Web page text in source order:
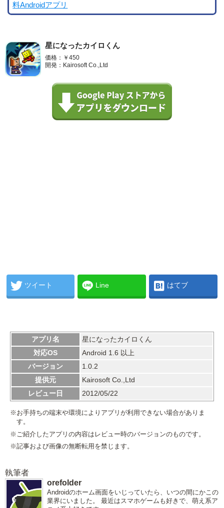
料Androidアプリ
星になったカイロくん
価格：￥450
開発：Kairosoft Co.,Ltd
ツイート Line はてブ
アプリ名
星になったカイロくん
対応OS
Android 1.6 以上
バージョン
1.0.2
提供元
Kairosoft Co.,Ltd
レビュー日
2012/05/22
※お手持ちの端末や環境によりアプリが利用できない場合がありま
す。
※ご紹介したアプリの内容はレビュー時のバージョンのものです。
※記事および画像の無断転用を禁じます。
執筆者
orefolder
Androidのホーム画面をいじっていたら、いつの間にかこの
業界にいました。 最近はスマホゲームも好きで、萌え系ア